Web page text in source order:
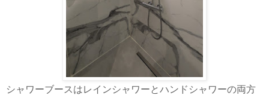
シャワーブースはレインシャワーとハンドシャワーの両方